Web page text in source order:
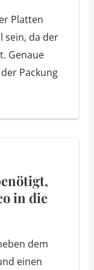
Platten
sein, da der
Genaue
Packung
in die
dem
einen